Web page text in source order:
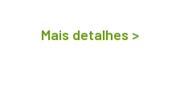
Mais detalhes >